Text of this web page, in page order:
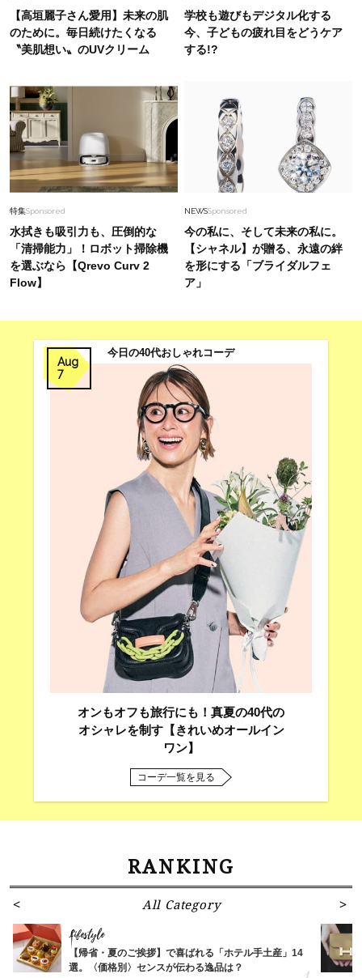
【高垣麗子さん愛用】未来の肌
のために。毎日続けたくなる
〝美肌想い〟のUVクリーム
学校も遊びもデジタル化する
今、子どもの疲れ目をどうケア
する!?
特集Sponsored
水拭きも吸引力も、圧倒的な
「清掃能力」！ロボット掃除機
を選ぶなら【Qrevo Curv 2
Flow】
NEWSSponsored
今の私に、そして未来の私に。
【シャネル】が贈る、永遠の絆
を形にする「ブライダルフェ
ア」
Aug
7
今日の40代おしゃれコーデ
オンもオフも旅行にも！真夏の40代の
オシャレを制す【きれいめオールイン
ワン】
コーデ一覧を見る
RANKING
All Category
Lifestyle
【帰省・夏のご挨拶】で喜ばれる「ホテル手土産」14
選。〈価格別〉センスが伝わる逸品は？